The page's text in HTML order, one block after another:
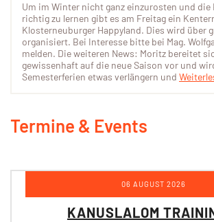
Um im Winter nicht ganz einzurosten und die
richtig zu lernen gibt es am Freitag ein
Klosterneuburger Happyland. Dies wird über
organisiert. Bei Interesse bitte bei Mag.
melden. Die weiteren News: Moritz bereitet
gewissenhaft auf die neue Saison vor und
Semesterferien etwas verlängern und
Termine & Events
06 AUGUST 2026
KANUSLALOM